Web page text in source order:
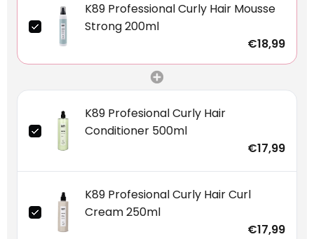
K89 Professional Curly Hair Mousse
Strong 200ml
€18,99
K89 Profesional Curly Hair
Conditioner 500ml
€17,99
K89 Profesional Curly Hair Curl
Cream 250ml
€17,99